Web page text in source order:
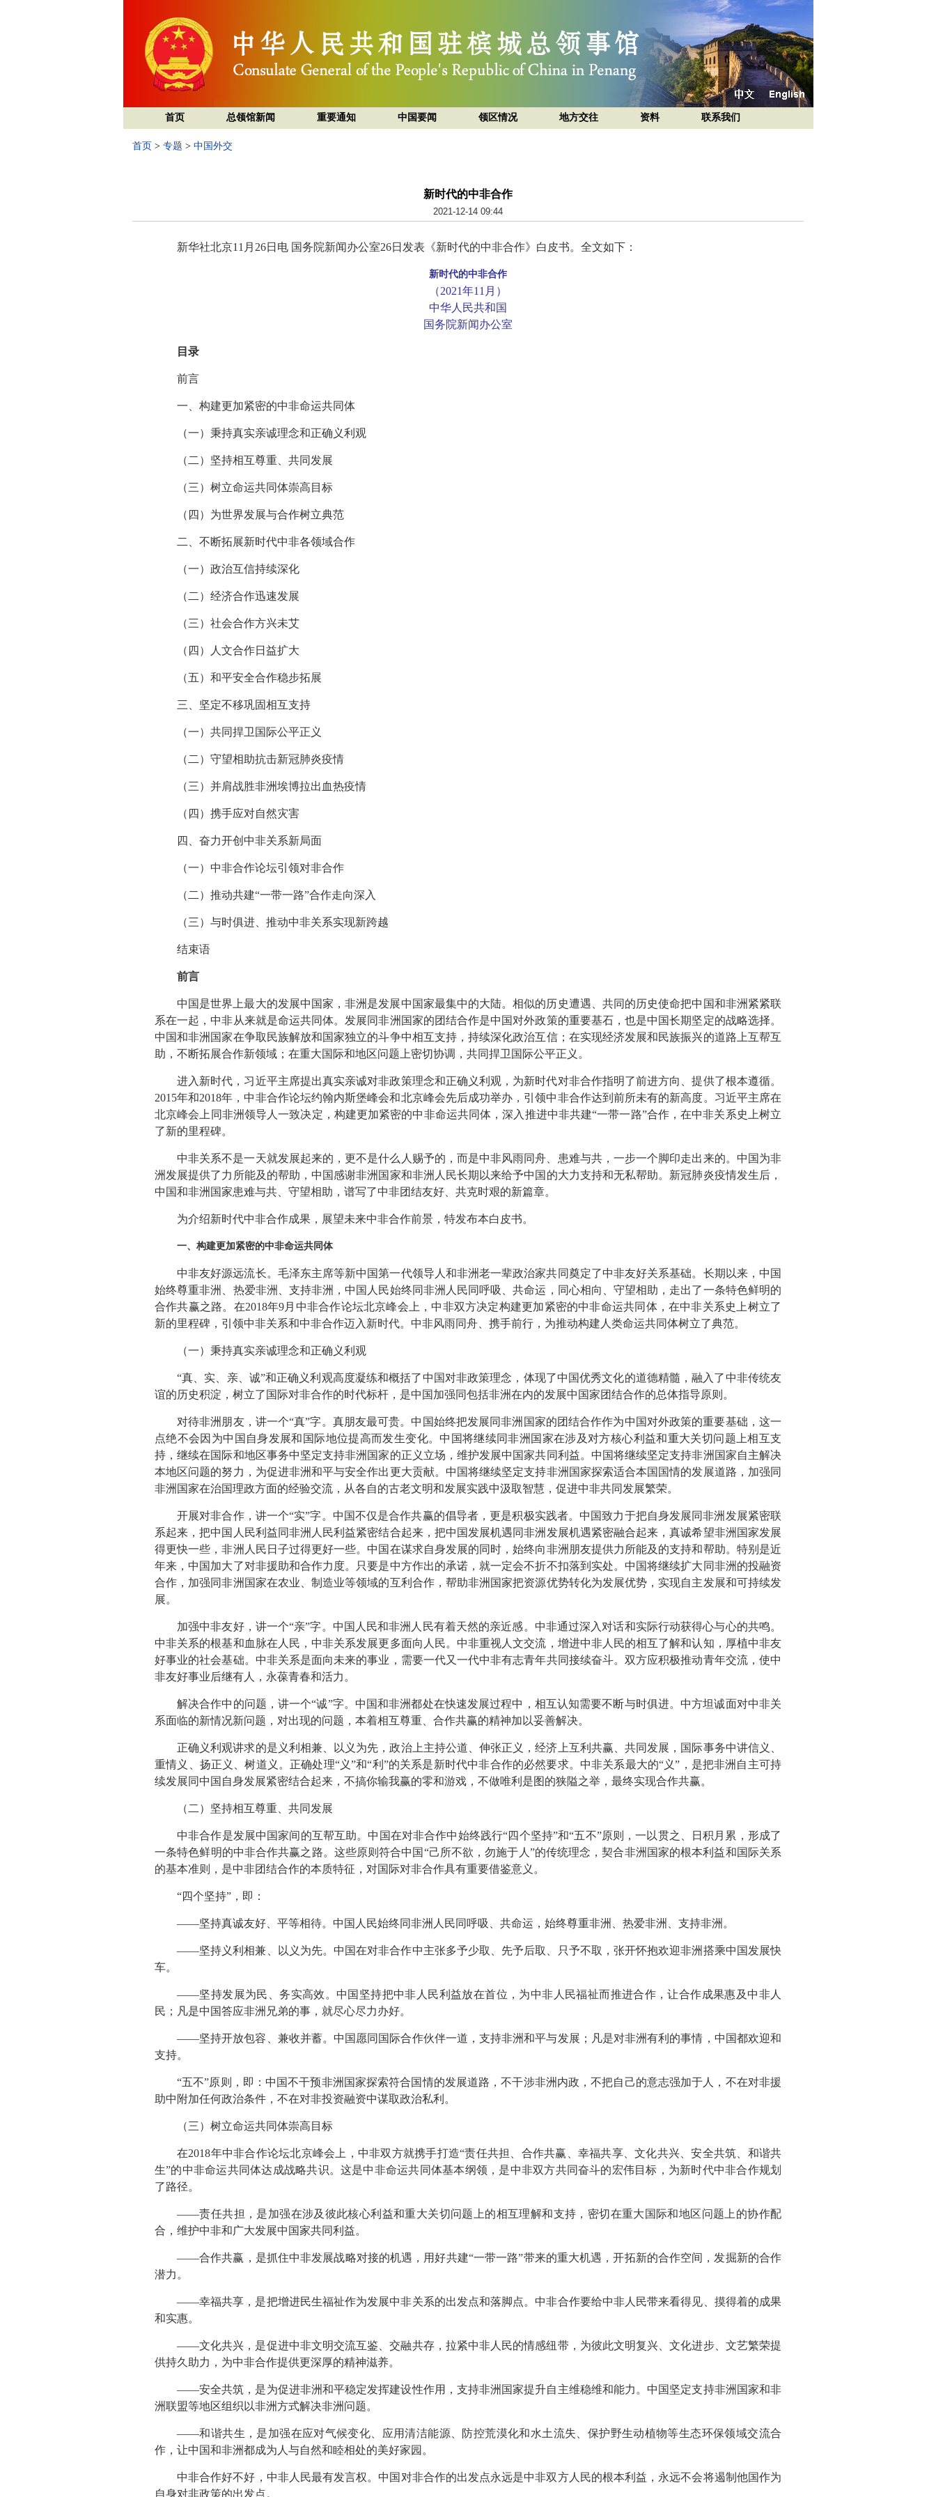
首页 总领馆新闻 重要通知 中国要闻 领区情况 地方交往 资料 联系我们
首页 > 专题 > 中国外交
新时代的中非合作
2021-12-14 09:44
新华社北京11月26日电 国务院新闻办公室26日发表《新时代的中非合作》白皮书。全文如下：
新时代的中非合作
（2021年11月）
中华人民共和国
国务院新闻办公室
目录
前言
一、构建更加紧密的中非命运共同体
（一）秉持真实亲诚理念和正确义利观
（二）坚持相互尊重、共同发展
（三）树立命运共同体崇高目标
（四）为世界发展与合作树立典范
二、不断拓展新时代中非各领域合作
（一）政治互信持续深化
（二）经济合作迅速发展
（三）社会合作方兴未艾
（四）人文合作日益扩大
（五）和平安全合作稳步拓展
三、坚定不移巩固相互支持
（一）共同捍卫国际公平正义
（二）守望相助抗击新冠肺炎疫情
（三）并肩战胜非洲埃博拉出血热疫情
（四）携手应对自然灾害
四、奋力开创中非关系新局面
（一）中非合作论坛引领对非合作
（二）推动共建“一带一路”合作走向深入
（三）与时俱进、推动中非关系实现新跨越
结束语
前言
中国是世界上最大的发展中国家，非洲是发展中国家最集中的大陆。相似的历史遭遇、共同的历史使命把中国和非洲紧紧联
系在一起，中非从来就是命运共同体。发展同非洲国家的团结合作是中国对外政策的重要基石，也是中国长期坚定的战略选择。
中国和非洲国家在争取民族解放和国家独立的斗争中相互支持，持续深化政治互信；在实现经济发展和民族振兴的道路上互帮互
助，不断拓展合作新领域；在重大国际和地区问题上密切协调，共同捍卫国际公平正义。
进入新时代，习近平主席提出真实亲诚对非政策理念和正确义利观，为新时代对非合作指明了前进方向、提供了根本遵循。
2015年和2018年，中非合作论坛约翰内斯堡峰会和北京峰会先后成功举办，引领中非合作达到前所未有的新高度。习近平主席在
北京峰会上同非洲领导人一致决定，构建更加紧密的中非命运共同体，深入推进中非共建“一带一路”合作，在中非关系史上树立
了新的里程碑。
中非关系不是一天就发展起来的，更不是什么人赐予的，而是中非风雨同舟、患难与共，一步一个脚印走出来的。中国为非
洲发展提供了力所能及的帮助，中国感谢非洲国家和非洲人民长期以来给予中国的大力支持和无私帮助。新冠肺炎疫情发生后，
中国和非洲国家患难与共、守望相助，谱写了中非团结友好、共克时艰的新篇章。
为介绍新时代中非合作成果，展望未来中非合作前景，特发布本白皮书。
一、构建更加紧密的中非命运共同体
中非友好源远流长。毛泽东主席等新中国第一代领导人和非洲老一辈政治家共同奠定了中非友好关系基础。长期以来，中国
始终尊重非洲、热爱非洲、支持非洲，中国人民始终同非洲人民同呼吸、共命运，同心相向、守望相助，走出了一条特色鲜明的
合作共赢之路。在2018年9月中非合作论坛北京峰会上，中非双方决定构建更加紧密的中非命运共同体，在中非关系史上树立了
新的里程碑，引领中非关系和中非合作迈入新时代。中非风雨同舟、携手前行，为推动构建人类命运共同体树立了典范。
（一）秉持真实亲诚理念和正确义利观
“真、实、亲、诚”和正确义利观高度凝练和概括了中国对非政策理念，体现了中国优秀文化的道德精髓，融入了中非传统友
谊的历史积淀，树立了国际对非合作的时代标杆，是中国加强同包括非洲在内的发展中国家团结合作的总体指导原则。
对待非洲朋友，讲一个“真”字。真朋友最可贵。中国始终把发展同非洲国家的团结合作作为中国对外政策的重要基础，这一
点绝不会因为中国自身发展和国际地位提高而发生变化。中国将继续同非洲国家在涉及对方核心利益和重大关切问题上相互支
持，继续在国际和地区事务中坚定支持非洲国家的正义立场，维护发展中国家共同利益。中国将继续坚定支持非洲国家自主解决
本地区问题的努力，为促进非洲和平与安全作出更大贡献。中国将继续坚定支持非洲国家探索适合本国国情的发展道路，加强同
非洲国家在治国理政方面的经验交流，从各自的古老文明和发展实践中汲取智慧，促进中非共同发展繁荣。
开展对非合作，讲一个“实”字。中国不仅是合作共赢的倡导者，更是积极实践者。中国致力于把自身发展同非洲发展紧密联
系起来，把中国人民利益同非洲人民利益紧密结合起来，把中国发展机遇同非洲发展机遇紧密融合起来，真诚希望非洲国家发展
得更快一些，非洲人民日子过得更好一些。中国在谋求自身发展的同时，始终向非洲朋友提供力所能及的支持和帮助。特别是近
年来，中国加大了对非援助和合作力度。只要是中方作出的承诺，就一定会不折不扣落到实处。中国将继续扩大同非洲的投融资
合作，加强同非洲国家在农业、制造业等领域的互利合作，帮助非洲国家把资源优势转化为发展优势，实现自主发展和可持续发
展。
加强中非友好，讲一个“亲”字。中国人民和非洲人民有着天然的亲近感。中非通过深入对话和实际行动获得心与心的共鸣。
中非关系的根基和血脉在人民，中非关系发展更多面向人民。中非重视人文交流，增进中非人民的相互了解和认知，厚植中非友
好事业的社会基础。中非关系是面向未来的事业，需要一代又一代中非有志青年共同接续奋斗。双方应积极推动青年交流，使中
非友好事业后继有人，永葆青春和活力。
解决合作中的问题，讲一个“诚”字。中国和非洲都处在快速发展过程中，相互认知需要不断与时俱进。中方坦诚面对中非关
系面临的新情况新问题，对出现的问题，本着相互尊重、合作共赢的精神加以妥善解决。
正确义利观讲求的是义利相兼、以义为先，政治上主持公道、伸张正义，经济上互利共赢、共同发展，国际事务中讲信义、
重情义、扬正义、树道义。正确处理“义”和“利”的关系是新时代中非合作的必然要求。中非关系最大的“义”，是把非洲自主可持
续发展同中国自身发展紧密结合起来，不搞你输我赢的零和游戏，不做唯利是图的狭隘之举，最终实现合作共赢。
（二）坚持相互尊重、共同发展
中非合作是发展中国家间的互帮互助。中国在对非合作中始终践行“四个坚持”和“五不”原则，一以贯之、日积月累，形成了
一条特色鲜明的中非合作共赢之路。这些原则符合中国“己所不欲，勿施于人”的传统理念，契合非洲国家的根本利益和国际关系
的基本准则，是中非团结合作的本质特征，对国际对非合作具有重要借鉴意义。
“四个坚持”，即：
——坚持真诚友好、平等相待。中国人民始终同非洲人民同呼吸、共命运，始终尊重非洲、热爱非洲、支持非洲。
——坚持义利相兼、以义为先。中国在对非合作中主张多予少取、先予后取、只予不取，张开怀抱欢迎非洲搭乘中国发展快
车。
——坚持发展为民、务实高效。中国坚持把中非人民利益放在首位，为中非人民福祉而推进合作，让合作成果惠及中非人
民；凡是中国答应非洲兄弟的事，就尽心尽力办好。
——坚持开放包容、兼收并蓄。中国愿同国际合作伙伴一道，支持非洲和平与发展；凡是对非洲有利的事情，中国都欢迎和
支持。
“五不”原则，即：中国不干预非洲国家探索符合国情的发展道路，不干涉非洲内政，不把自己的意志强加于人，不在对非援
助中附加任何政治条件，不在对非投资融资中谋取政治私利。
（三）树立命运共同体崇高目标
在2018年中非合作论坛北京峰会上，中非双方就携手打造“责任共担、合作共赢、幸福共享、文化共兴、安全共筑、和谐共
生”的中非命运共同体达成战略共识。这是中非命运共同体基本纲领，是中非双方共同奋斗的宏伟目标，为新时代中非合作规划
了路径。
——责任共担，是加强在涉及彼此核心利益和重大关切问题上的相互理解和支持，密切在重大国际和地区问题上的协作配
合，维护中非和广大发展中国家共同利益。
——合作共赢，是抓住中非发展战略对接的机遇，用好共建“一带一路”带来的重大机遇，开拓新的合作空间，发掘新的合作
潜力。
——幸福共享，是把增进民生福祉作为发展中非关系的出发点和落脚点。中非合作要给中非人民带来看得见、摸得着的成果
和实惠。
——文化共兴，是促进中非文明交流互鉴、交融共存，拉紧中非人民的情感纽带，为彼此文明复兴、文化进步、文艺繁荣提
供持久助力，为中非合作提供更深厚的精神滋养。
——安全共筑，是为促进非洲和平稳定发挥建设性作用，支持非洲国家提升自主维稳维和能力。中国坚定支持非洲国家和非
洲联盟等地区组织以非洲方式解决非洲问题。
——和谐共生，是加强在应对气候变化、应用清洁能源、防控荒漠化和水土流失、保护野生动植物等生态环保领域交流合
作，让中国和非洲都成为人与自然和睦相处的美好家园。
中非合作好不好，中非人民最有发言权。中国对非合作的出发点永远是中非双方人民的根本利益，永远不会将遏制他国作为
自身对非政策的出发点。